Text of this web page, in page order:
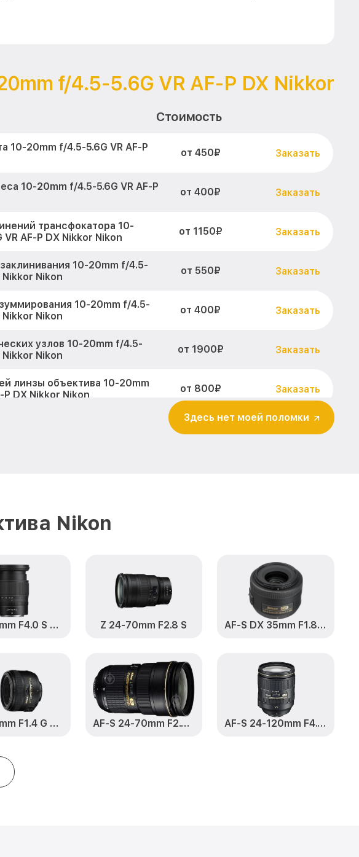
f/4.5-5.6G VR AF-P DX Nikkor
Стоимость
10-20mm f/4.5-5.6G VR AF-P
от 450₽ Заказать
10-20mm f/4.5-5.6G VR AF-P
от 400₽ Заказать
трансфокатора 10-
AF-P DX Nikkor Nikon
от 1150₽ Заказать
10-20mm f/4.5-
Nikkor Nikon
от 550₽ Заказать
10-20mm f/4.5-
Nikkor Nikon
от 400₽ Заказать
узлов 10-20mm f/4.5-
Nikkor Nikon
от 1900₽ Заказать
линзы объектива 10-20mm
P DX Nikkor Nikon
от 800₽ Заказать
AF-P DX Nikkor Nikon
10-20mm f/4.5-5.6G
Заказать
платы 10-20mm f/4.5-5.6G
Nikon
от 500₽ Заказать
от 1200₽ Заказать
20mm f/4.5-5.6G VR AF-P DX
от 1800₽ Заказать
20mm f/4.5-5.6G VR AF-P DX
Здесь нет моей поломки
Nikon
Z 24-70mm F4.0 S Nikkor Z 24-70mm F2.8 S AF-S DX 35mm F1.8 G Nikkor
AF-S 50mm F1.4 G Nikkor AF-S 24-70mm F2.8 G ED Nikkor AF-S 24-120mm F4.0 G ED VR Nikkor